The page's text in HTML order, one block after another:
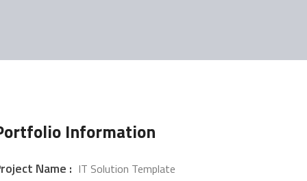
Information
Name : IT Solution Template